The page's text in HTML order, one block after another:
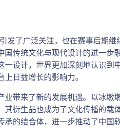
发了广泛关注，也在赛事后期继
传统文化与现代设计的进一步
一设计，世界更加深刻地认识到
日益增长的影响力。
业带来了新的发展机遇。以冰墩
衍生品也成为了文化传播的载
的结合体，进一步推动了中国